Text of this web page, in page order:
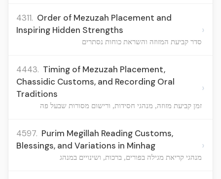
4311. Order of Mezuzah Placement and
Inspiring Hidden Strengths
סדר קביעת המזוזה והשראת כוחות נסתרים
›
4443. Timing of Mezuzah Placement,
Chassidic Customs, and Recording Oral
Traditions
זמן קביעת מזוזה, מנהגי חסידות, ורישום מסורות שבעל פה
›
4597. Purim Megillah Reading Customs,
Blessings, and Variations in Minhag
מנהגי קריאת מגילה בפורים, ברכות, ושינויים במנהג
›